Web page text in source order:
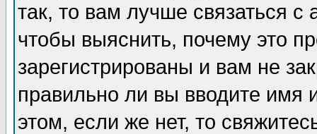
так, то вам лучше связаться
чтобы выяснить, почему это
зарегистрированы и вам не
правильно ли вы вводите
этом, если же нет, то